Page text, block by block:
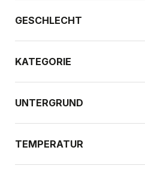
GESCHLECHT
KATEGORIE
UNTERGRUND
TEMPERATUR